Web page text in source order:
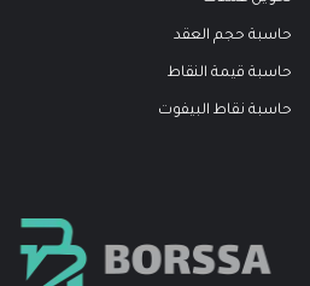
حاسبة حجم العقد
حاسبة قيمة النقاط
حاسبة نقاط البيفوت